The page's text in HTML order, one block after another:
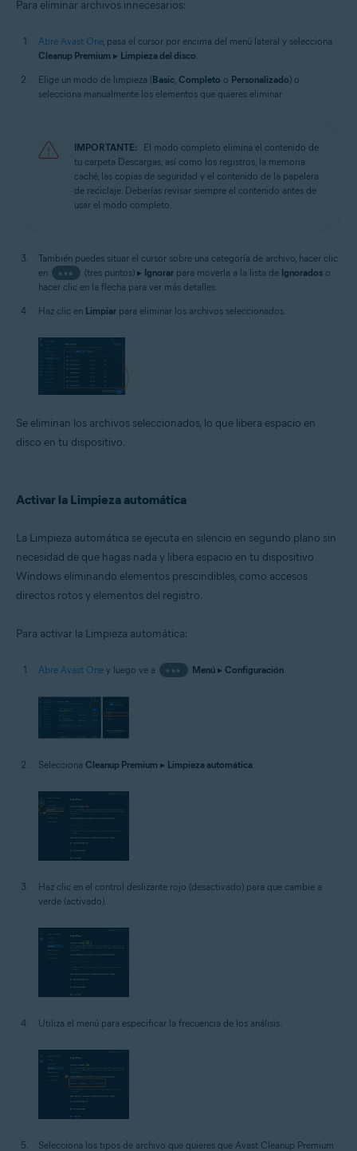
Para eliminar archivos innecesarios:
Abre Avast One, pasa el cursor por encima del menú lateral y selecciona
Cleanup Premium ▸ Limpieza del disco
Elige un modo de limpieza (Basic Completo o Personalizado) o
selecciona manualmente los elementos que quieres eliminar.
IMPORTANTE:
El modo completo elimina el contenido de
tu carpeta Descargas, así como los registros, la memoria
caché, las copias de seguridad y el contenido de la papelera
de reciclaje. Deberías revisar siempre el contenido antes de
usar el modo completo.
También puedes situar el cursor sobre una categoría de archivo, hacer clic
en
••• (tres puntos) ▸ Ignorarpara moverla a la lista de Ignoradoso
hacer clic en la flecha para ver más detalles.
Haz clic en Limpiar para eliminar los archivos seleccionados.
Se eliminan los archivos seleccionados, lo que libera espacio en
disco en tu dispositivo.
Activar la Limpieza automática
La Limpieza automática se ejecuta en silencio en segundo plano sin
necesidad de que hagas nada y libera espacio en tu dispositivo
Windows eliminando elementos prescindibles, como accesos
directos rotos y elementos del registro.
Para activar la Limpieza automática:
Abre Avast One y luego ve a ••• Menú▸ Configuración.
Selecciona Cleanup Premium ▸ Limpieza automática.
Haz clic en el control deslizante rojo (desactivado) para que cambie a
verde (activado).
Utiliza el menú para especificar la frecuencia de los análisis.
Selecciona los tipos de archivo que quieres que Avast Cleanup Premium